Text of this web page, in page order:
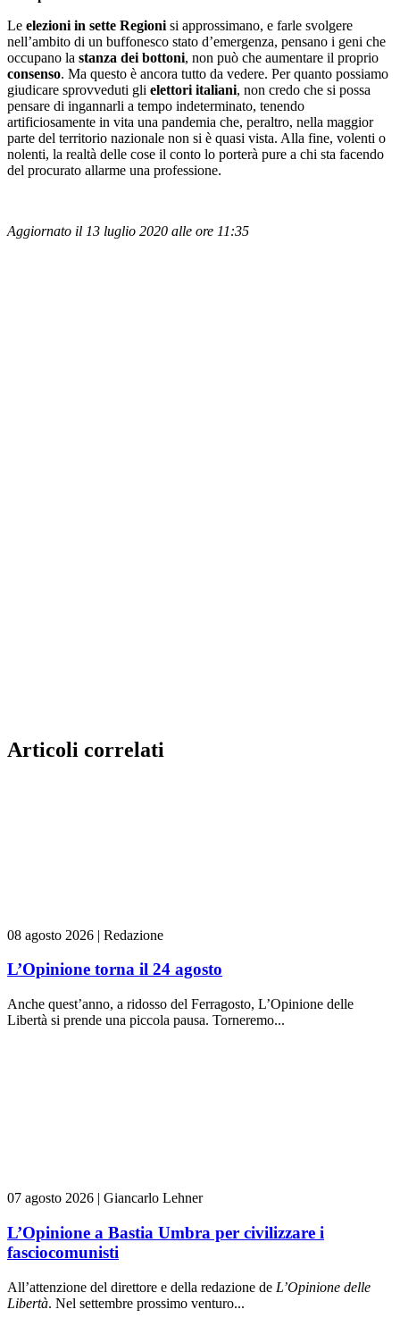
Le elezioni in sette Regioni si approssimano, e farle svolgere
nell’ambito di un buffonesco stato d’emergenza, pensano i geni che
occupano la stanza dei bottoni, non può che aumentare il proprio
consenso. Ma questo è ancora tutto da vedere. Per quanto possiamo
giudicare sprovveduti gli elettori italiani, non credo che si possa
pensare di ingannarli a tempo indeterminato, tenendo
artificiosamente in vita una pandemia che, peraltro, nella maggior
parte del territorio nazionale non si è quasi vista. Alla fine, volenti o
nolenti, la realtà delle cose il conto lo porterà pure a chi sta facendo
del procurato allarme una professione.
Aggiornato il 13 luglio 2020 alle ore 11:35
Articoli correlati
08 agosto 2026 | Redazione
L’Opinione torna il 24 agosto
Anche quest’anno, a ridosso del Ferragosto, L’Opinione delle
Libertà si prende una piccola pausa. Torneremo...
07 agosto 2026 | Giancarlo Lehner
L’Opinione a Bastia Umbra per civilizzare i
fasciocomunisti
All’attenzione del direttore e della redazione de L’Opinione delle
Libertà. Nel settembre prossimo venturo...